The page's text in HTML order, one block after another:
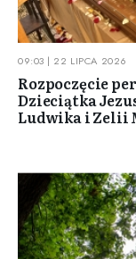
09:03 | 22 LIPCA 2026
Rozpoczęcie
Dzieciątka
Ludwika i Zelii